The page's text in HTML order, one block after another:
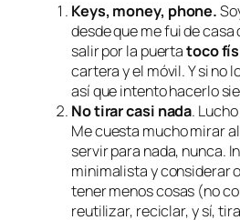
Keys, money, phone.
desde que me fui de
salir por la puertatoco
cartera y el móvil. Y si no
así que intento hacerlo
No tirar casi nada.
Me cuesta mucho mirar
servir para nada, nunca.
minimalista y considerar
tener menos cosas (no
reutilizar, reciclar, y sí,